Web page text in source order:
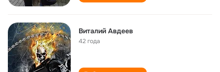
Виталий Авдеев
42 года